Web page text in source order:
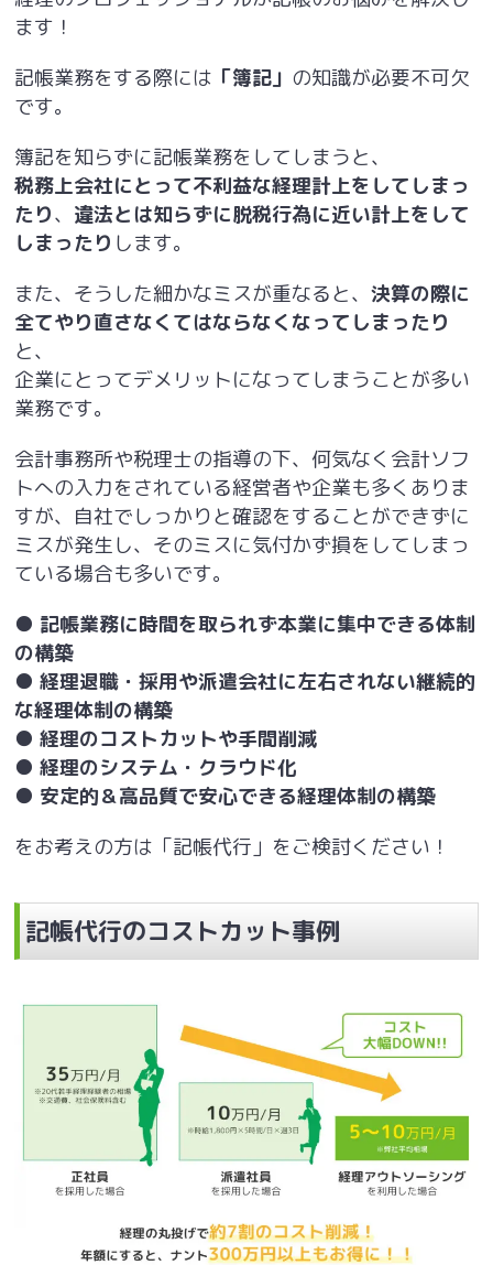
ます！
記帳業務をする際には 「簿記」 の知識が必要不可欠
です。
簿記を知らずに記帳業務をしてしまうと、
税務上会社にとって不利益な経理計上をしてしまっ
たり、 違法とは知らずに脱税行為に近い計上をして
しまったり します。
また、そうした細かなミスが重なると、決算の際に
全てやり直さなくてはならなくなってしまったり
と、
企業にとってデメリットになってしまうことが多い
業務です。
会計事務所や税理士の指導の下、何気なく会計ソフ
トへの入力をされている経営者や企業も多くありま
すが、自社でしっかりと確認をすることができずに
ミスが発生し、そのミスに気付かず損をしてしまっ
ている場合も多いです。
● 記帳業務に時間を取られず本業に集中できる体制
の構築
● 経理退職・採用や派遣会社に左右されない継続的
な経理体制の構築
● 経理のコストカットや手間削減
● 経理のシステム・クラウド化
● 安定的＆高品質で安心できる経理体制の構築
をお考えの方は「記帳代行」をご検討ください！
記帳代行のコストカット事例